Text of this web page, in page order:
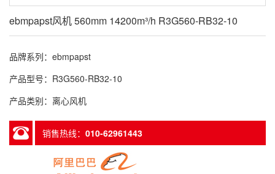
ebmpapst风机 560mm 14200m³/h R3G560-RB32-10
品牌系列：ebmpapst
产品型号：R3G560-RB32-10
产品类别：离心风机
销售热线： 010-62961443